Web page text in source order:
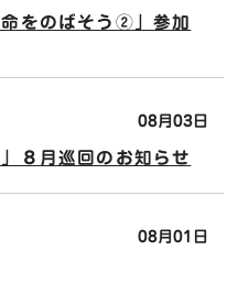
をのばそう②」参加
08月03日
８月巡回のお知らせ
08月01日